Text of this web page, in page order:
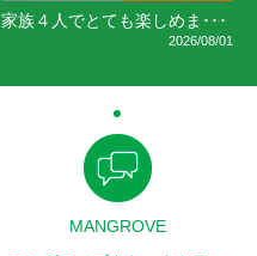
家族４人でとても楽しめま･･･
2026/08/01
MANGROVE